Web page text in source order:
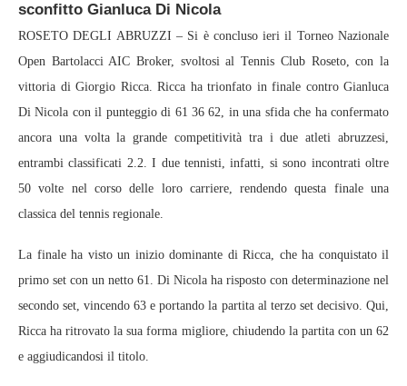
sconfitto Gianluca Di Nicola
ROSETO DEGLI ABRUZZI – Si è concluso ieri il Torneo Nazionale
Open Bartolacci AIC Broker, svoltosi al Tennis Club Roseto, con la
vittoria di Giorgio Ricca. Ricca ha trionfato in finale contro Gianluca
Di Nicola con il punteggio di 61 36 62, in una sfida che ha confermato
ancora una volta la grande competitività tra i due atleti abruzzesi,
entrambi classificati 2.2. I due tennisti, infatti, si sono incontrati oltre
50 volte nel corso delle loro carriere, rendendo questa finale una
classica del tennis regionale.
La finale ha visto un inizio dominante di Ricca, che ha conquistato il
primo set con un netto 61. Di Nicola ha risposto con determinazione nel
secondo set, vincendo 63 e portando la partita al terzo set decisivo. Qui,
Ricca ha ritrovato la sua forma migliore, chiudendo la partita con un 62
e aggiudicandosi il titolo.